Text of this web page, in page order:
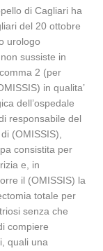
di Cagliari ha
del 20 ottobre
urologo
sussiste in
2 (per
in qualita’
dell’ospedale
responsabile del
(OMISSIS),
consistita per
e, in
il (OMISSIS) la
totale per
senza che
compiere
quali una